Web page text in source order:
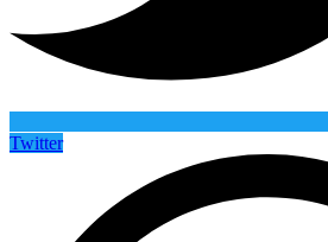
Twitter